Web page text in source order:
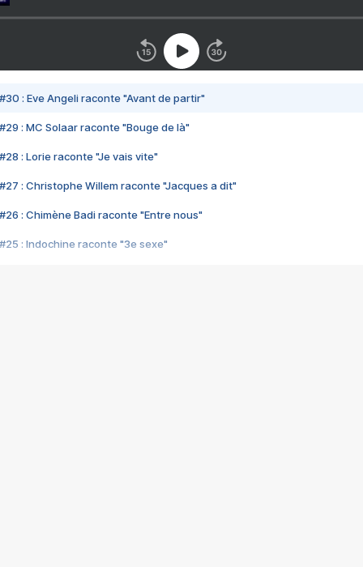
#30 : Eve Angeli raconte "Avant de partir"
#29 : MC Solaar raconte "Bouge de là"
#28 : Lorie raconte "Je vais vite"
#27 : Christophe Willem raconte "Jacques a dit"
#26 : Chimène Badi raconte "Entre nous"
#25 : Indochine raconte "3e sexe"